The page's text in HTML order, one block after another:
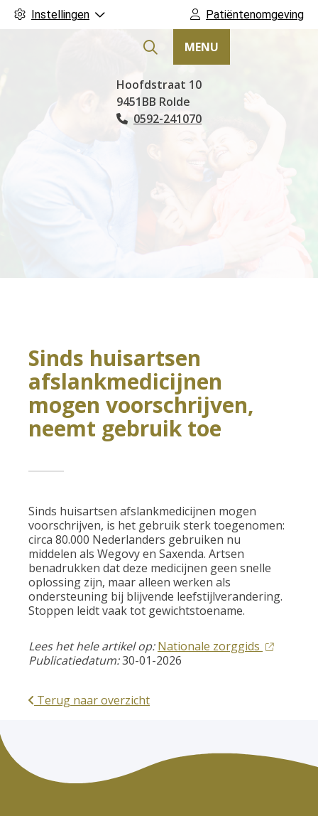
Instellingen Patiëntenomgeving
Hoofdmenu
MENU
Hoofdstraat 10
9451BB Rolde
Tel:
0592-241070
Sinds huisartsen
afslankmedicijnen
mogen voorschrijven,
neemt gebruik toe
Sinds huisartsen afslankmedicijnen mogen
voorschrijven, is het gebruik sterk toegenomen:
circa 80.000 Nederlanders gebruiken nu
middelen als Wegovy en Saxenda. Artsen
benadrukken dat deze medicijnen geen snelle
oplossing zijn, maar alleen werken als
ondersteuning bij blijvende leefstijlverandering.
Stoppen leidt vaak tot gewichtstoename.
Lees het hele artikel op: Nationale zorggids
Publicatiedatum:30-01-2026
Terug naar overzicht